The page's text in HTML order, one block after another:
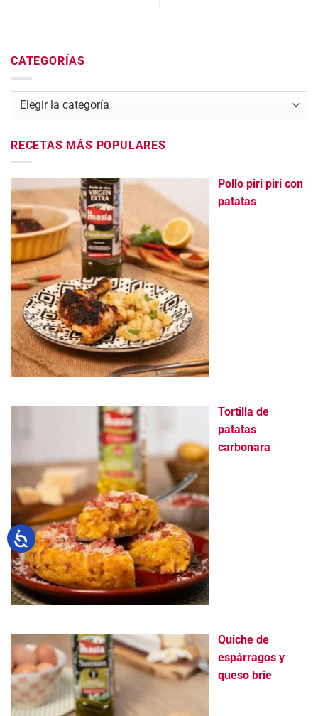
CATEGORÍAS
Categorías
RECETAS MÁS POPULARES
Pollo piri piri con
patatas
Tortilla de
patatas
carbonara
Quiche de
espárragos y
queso brie